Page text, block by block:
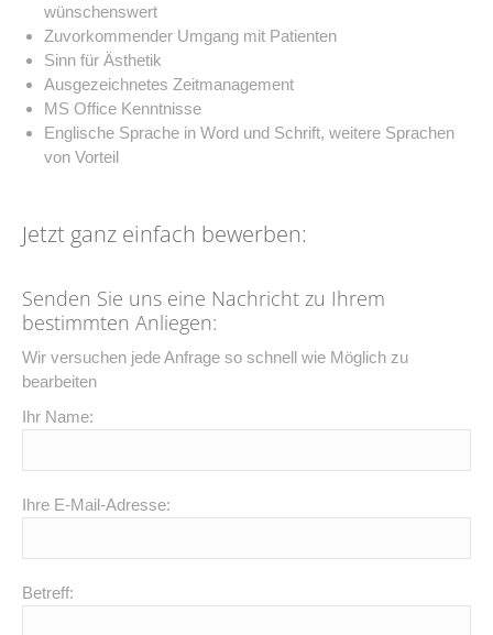
wünschenswert
Zuvorkommender Umgang mit Patienten
Sinn für Ästhetik
Ausgezeichnetes Zeitmanagement
MS Office Kenntnisse
Englische Sprache in Word und Schrift, weitere Sprachen
von Vorteil
Jetzt ganz einfach bewerben:
Senden Sie uns eine Nachricht zu Ihrem
bestimmten Anliegen:
Wir versuchen jede Anfrage so schnell wie Möglich zu
bearbeiten
Ihr Name:
Ihre E-Mail-Adresse:
Betreff: